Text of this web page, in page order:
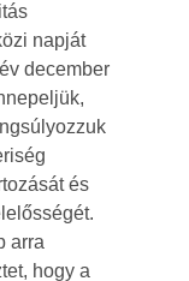
napját
december
és
arra
hogy a